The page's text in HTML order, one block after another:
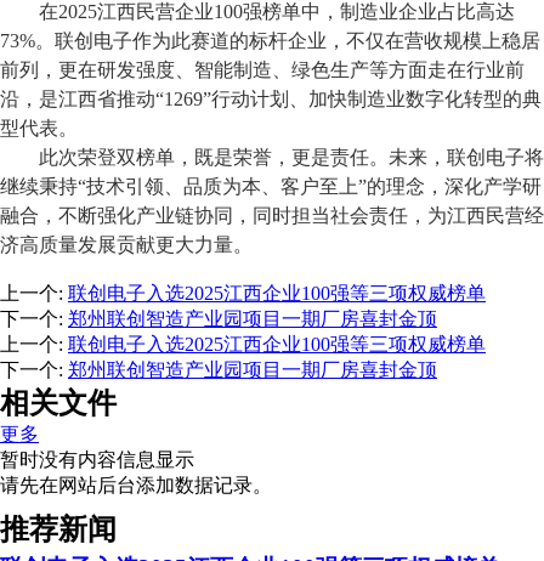
在2025江西民营企业100强榜单中，制造业企业占比高达
73%。联创电子作为此赛道的标杆企业，不仅在营收规模上稳居
前列，更在研发强度、智能制造、绿色生产等方面走在行业前
沿，是江西省推动“1269”行动计划、加快制造业数字化转型的典
型代表。
此次荣登双榜单，既是荣誉，更是责任。未来，联创电子将
继续秉持“技术引领、品质为本、客户至上”的理念，深化产学研
融合，不断强化产业链协同， 同时担当社会责任， 为江西民营经
济高质量发展贡献更大力量。
上一个: 联创电子入选2025江西企业100强等三项权威榜单
下一个: 郑州联创智造产业园项目一期厂房喜封金顶
上一个: 联创电子入选2025江西企业100强等三项权威榜单
下一个: 郑州联创智造产业园项目一期厂房喜封金顶
相关文件
更多
暂时没有内容信息显示
请先在网站后台添加数据记录。
推荐新闻